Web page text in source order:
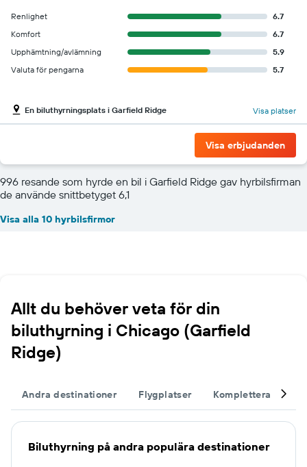
Renlighet
6.7
Komfort
6.7
Upphämtning/avlämning
5.9
Valuta för pengarna
5.7
En biluthyrningsplats i Garfield Ridge Visa platser
Visa erbjudanden
996 resande som hyrde en bil i Garfield Ridge gav hyrbilsfirman
de använde snittbetyget 6,1
Visa alla 10 hyrbilsfirmor
Allt du behöver veta för din
biluthyrning i Chicago (Garfield
Ridge)
Andra destinationer Flygplatser Komplettera din
Biluthyrning på andra populära destinationer